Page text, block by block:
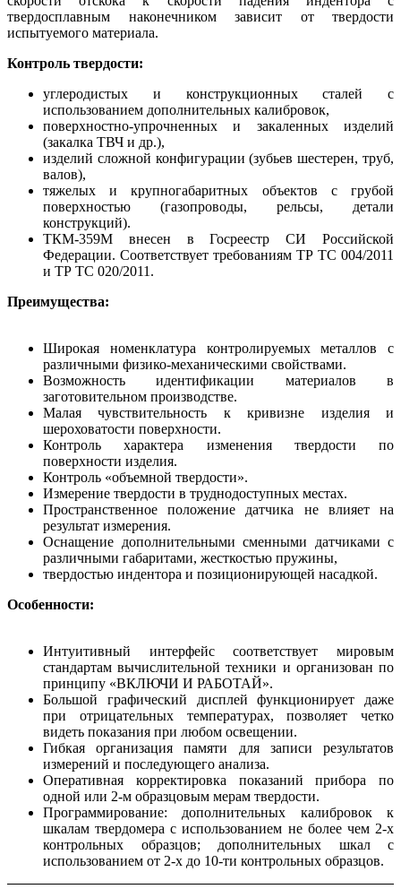
твердосплавным наконечником зависит от твердости
испытуемого материала.
Контроль твердости:
углеродистых и конструкционных сталей с
использованием дополнительных калибровок,
поверхностно-упрочненных и закаленных изделий
(закалка ТВЧ и др.),
изделий сложной конфигурации (зубьев шестерен, труб,
валов),
тяжелых и крупногабаритных объектов с грубой
поверхностью (газопроводы, рельсы, детали
конструкций).
ТКМ-359М внесен в Госреестр СИ Российской
Федерации. Соответствует требованиям ТР ТС 004/2011
и ТР ТС 020/2011.
Преимущества:
Широкая номенклатура контролируемых металлов с
различными физико-механическими свойствами.
Возможность идентификации материалов в
заготовительном производстве.
Малая чувствительность к кривизне изделия и
шероховатости поверхности.
Контроль характера изменения твердости по
поверхности изделия.
Контроль «объемной твердости».
Измерение твердости в труднодоступных местах.
Пространственное положение датчика не влияет на
результат измерения.
Оснащение дополнительными сменными датчиками с
различными габаритами, жесткостью пружины,
твердостью индентора и позиционирующей насадкой.
Особенности:
Интуитивный интерфейс соответствует мировым
стандартам вычислительной техники и организован по
принципу «ВКЛЮЧИ И РАБОТАЙ».
Большой графический дисплей функционирует даже
при отрицательных температурах, позволяет четко
видеть показания при любом освещении.
Гибкая организация памяти для записи результатов
измерений и последующего анализа.
Оперативная корректировка показаний прибора по
одной или 2-м образцовым мерам твердости.
Программирование: дополнительных калибровок к
шкалам твердомера с использованием не более чем 2-х
контрольных образцов; дополнительных шкал с
использованием от 2-х до 10-ти контрольных образцов.